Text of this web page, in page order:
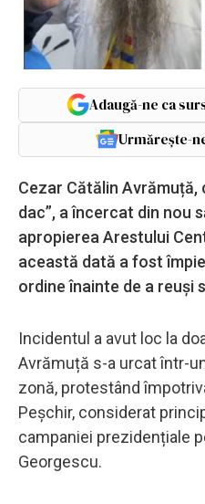
Adaugă-ne ca
Urmărește-
Cezar Cătălin
dac”, a încercat din nou
apropierea Arestului
această dată a fost
ordine înainte de a reuși
Incidentul a avut loc la
Avrămuță s-a urcat într-
zonă, protestând
Peșchir, considerat
campaniei prezidențiale
Georgescu.